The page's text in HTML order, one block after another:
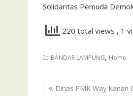
Solidaritas Pemuda
220 total views , 1
BANDAR LAMPUNG, Home
Navigasi
Dinas PMK Way Kanan